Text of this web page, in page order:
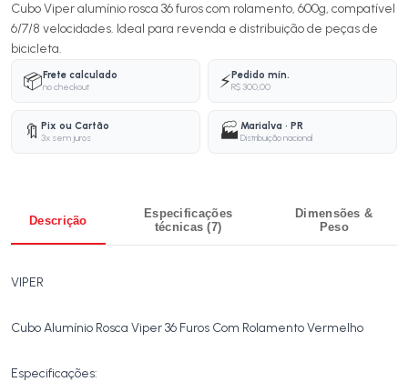
Cubo Viper alumínio rosca 36 furos com rolamento, 600g, compatível
6/7/8 velocidades. Ideal para revenda e distribuição de peças de
bicicleta.
📦Frete calculado
no checkout
⚡Pedido mín.
R$ 300,00
🔖 Pix ou Cartão
3x sem juros
🏭 Marialva · PR
Distribuição nacional
Descrição
Especificações
técnicas (7)
Dimensões &
Peso
VIPER
Cubo Alumínio Rosca Viper 36 Furos Com Rolamento Vermelho
Especificações: